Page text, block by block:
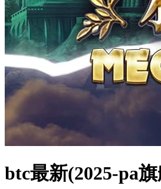
btc最新(2025-pa